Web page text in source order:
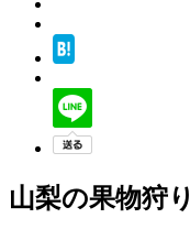
山梨の果物狩り